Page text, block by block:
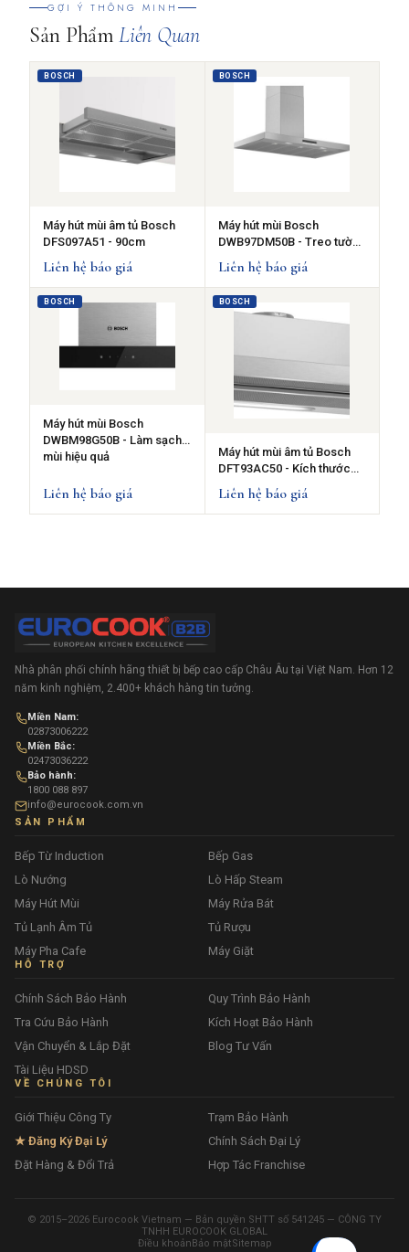
GỢI Ý THÔNG MINH
Sản PhẩmLiên Quan
BOSCH
Máy hút mùi âm tủ Bosch
DFS097A51 - 90cm
Liên hệ báo giá
BOSCH
Máy hút mùi Bosch
DWB97DM50B - Treo tường
tiện lợi
Liên hệ báo giá
BOSCH
Máy hút mùi Bosch
DWBM98G50B - Làm sạch
mùi hiệu quả
Liên hệ báo giá
BOSCH
Máy hút mùi âm tủ Bosch
DFT93AC50 - Kích thước
90cm
Liên hệ báo giá
Nhà phân phối chính hãng thiết bị bếp cao cấp Châu Âu tại Việt Nam. Hơn 12
năm kinh nghiệm, 2.400+ khách hàng tin tưởng.
Miền Nam:
02873006222
Miền Bắc:
02473036222
Bảo hành:
1800 088 897
info@eurocook.com.vn
SẢN PHẨM
Bếp Từ Induction
Bếp Gas
Lò Nướng
Lò Hấp Steam
Máy Hút Mùi
Máy Rửa Bát
Tủ Lạnh Âm Tủ
Tủ Rượu
Máy Pha Cafe
Máy Giặt
HỖ TRỢ
Chính Sách Bảo Hành
Quy Trình Bảo Hành
Tra Cứu Bảo Hành
Kích Hoạt Bảo Hành
Vận Chuyển & Lắp Đặt
Blog Tư Vấn
Tài Liệu HDSD
VỀ CHÚNG TÔI
Giới Thiệu Công Ty
Trạm Bảo Hành
★ Đăng Ký Đại Lý
Chính Sách Đại Lý
Đặt Hàng & Đổi Trả
Hợp Tác Franchise
© 2015–2026 Eurocook Vietnam — Bản quyền SHTT số 541245 — CÔNG TY
TNHH EUROCOOK GLOBAL
Điều khoản Bảo mậtSitemap